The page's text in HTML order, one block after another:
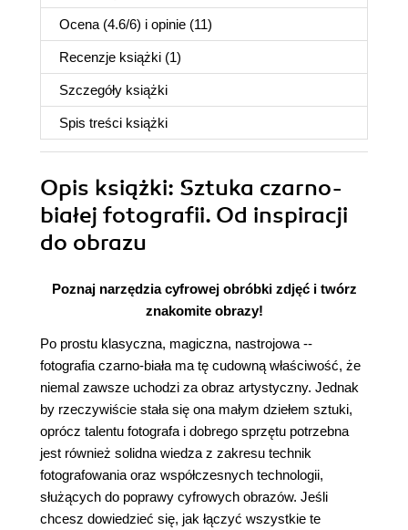
Ocena (4.6/6) i opinie (11)
Recenzje książki (1)
Szczegóły książki
Spis treści książki
Opis książki: Sztuka czarno-
białej fotografii. Od inspiracji
do obrazu
Poznaj narzędzia cyfrowej obróbki zdjęć i twórz
znakomite obrazy!
Po prostu klasyczna, magiczna, nastrojowa --
fotografia czarno-biała ma tę cudowną właściwość, że
niemal zawsze uchodzi za obraz artystyczny. Jednak
by rzeczywiście stała się ona małym dziełem sztuki,
oprócz talentu fotografa i dobrego sprzętu potrzebna
jest również solidna wiedza z zakresu technik
fotografowania oraz współczesnych technologii,
służących do poprawy cyfrowych obrazów. Jeśli
chcesz dowiedzieć się, jak łączyć wszystkie te